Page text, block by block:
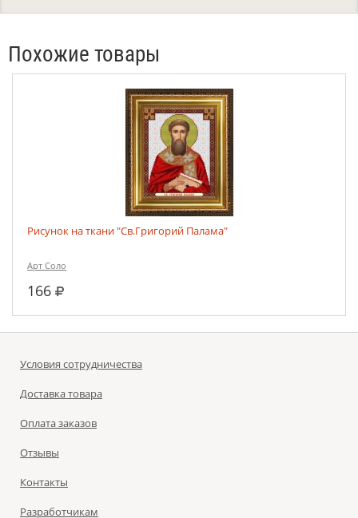
Похожие товары
Рисунок на ткани "Св.Григорий Палама"
Арт Соло
166 руб.
Условия сотрудничества
Доставка товара
Оплата заказов
Отзывы
Контакты
Разработчикам